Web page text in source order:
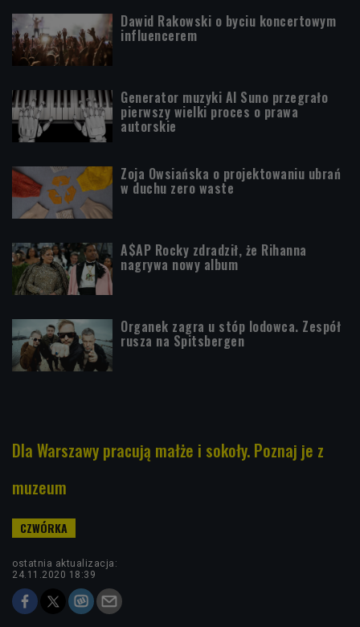
Dawid Rakowski o byciu koncertowym
influencerem
Generator muzyki AI Suno przegrało
pierwszy wielki proces o prawa
autorskie
Zoja Owsiańska o projektowaniu ubrań
w duchu zero waste
A$AP Rocky zdradził, że Rihanna
nagrywa nowy album
Organek zagra u stóp lodowca. Zespół
rusza na Spitsbergen
Dla Warszawy pracują małże i sokoły. Poznaj je z
muzeum
ostatnia aktualizacja:
24.11.2020 18:39